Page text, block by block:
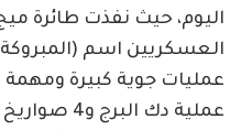
العسكريين اسم
عمليات جوية كبيرة
عملية دك